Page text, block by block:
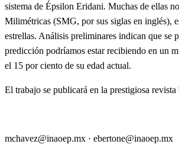
sistema de Épsilon Eridani. Muchas de ellas
Milimétricas (SMG, por sus siglas en inglés),
estrellas. Análisis preliminares indican que se
predicción podríamos estar recibiendo en un
el 15 por ciento de su edad actual.
El trabajo se publicará en la prestigiosa
mchavez@inaoep.mx · ebertone@inaoep.mx